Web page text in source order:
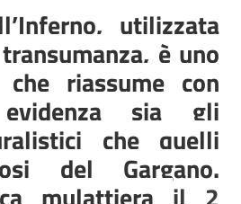
utilizzata
è uno
riassume con
evidenza sia gli
che quelli
del Gargano.